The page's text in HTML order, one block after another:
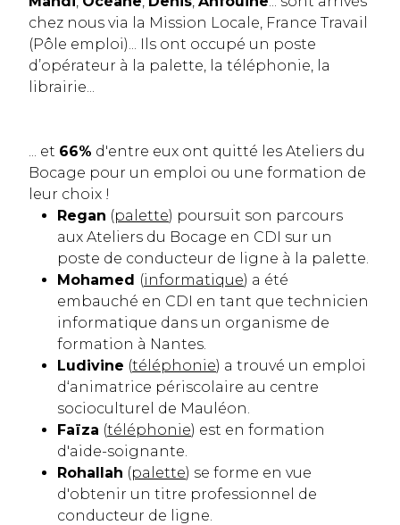
chez nous via la Mission Locale, France Travail
(Pôle emploi)... Ils ont occupé un poste
d’opérateur à la palette, la téléphonie, la
librairie...
... et 66% d'entre eux ont quitté les Ateliers du
Bocage pour un emploi ou une formation de
leur choix !
Regan (palette) poursuit son parcours
aux Ateliers du Bocage en CDI sur un
poste de conducteur de ligne à la palette.
Mohamed (informatique) a été
embauché en CDI en tant que technicien
informatique dans un organisme de
formation à Nantes.
Ludivine (téléphonie) a trouvé un emploi
d‘animatrice périscolaire au centre
socioculturel de Mauléon.
Faïza (téléphonie) est en formation
d'aide-soignante.
Rohallah (palette) se forme en vue
d'obtenir un titre professionnel de
conducteur de ligne.